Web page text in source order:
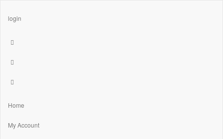
login
Home
My Account